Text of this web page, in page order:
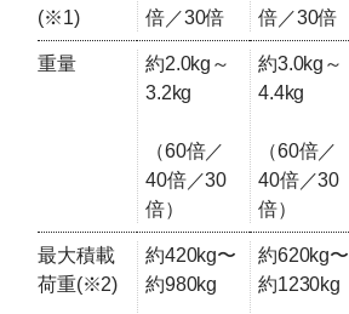
(※1)
倍／30倍
倍／30倍
重量
約2.0kg～
3.2kg
（60倍／
40倍／30
倍）
約3.0kg～
4.4kg
（60倍／
40倍／30
倍）
最大積載
荷重(※2)
約420kg〜
約980kg
約620kg〜
約1230kg